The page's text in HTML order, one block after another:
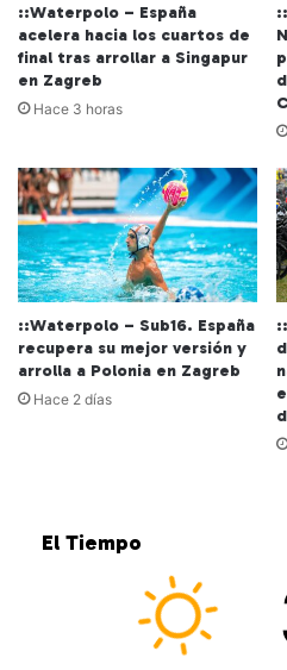
::Waterpolo – España
acelera hacia los cuartos de
final tras arrollar a Singapur
en Zagreb
Hace 3 horas
::Waterpolo – Sub16. España
recupera su mejor versión y
arrolla a Polonia en Zagreb
Hace 2 días
El Tiempo